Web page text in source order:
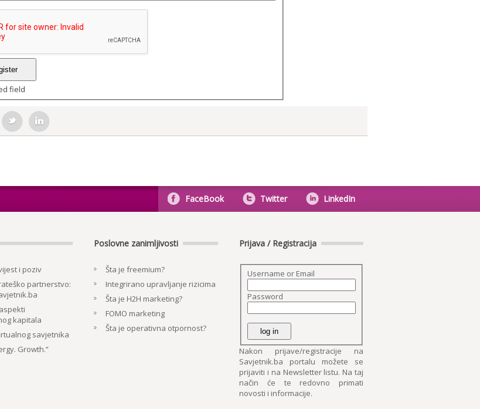
field
FaceBook Twitter LinkedIn
i poziv
partnerstvo:
kapitala
savjetnika
Growth.”
Poslovne zanimljivosti
Šta je freemium?
Integrirano upravljanje rizicima
Šta je H2H marketing?
FOMO marketing
Šta je operativna otpornost?
Prijava / Registracija
Username or Email
Password
Nakon prijave/registracije na
Savjetnik.ba portalu možete se
prijaviti i na Newsletter listu. Na taj
način će te redovno primati
novosti i informacije.